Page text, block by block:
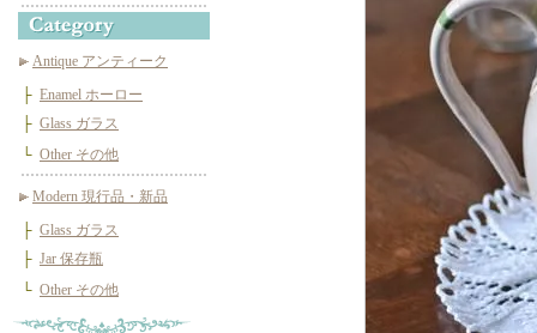
Antique アンティーク
├ Enamel ホーロー
├ Glass ガラス
└ Other その他
Modern 現行品・新品
├ Glass ガラス
├ Jar 保存瓶
└ Other その他